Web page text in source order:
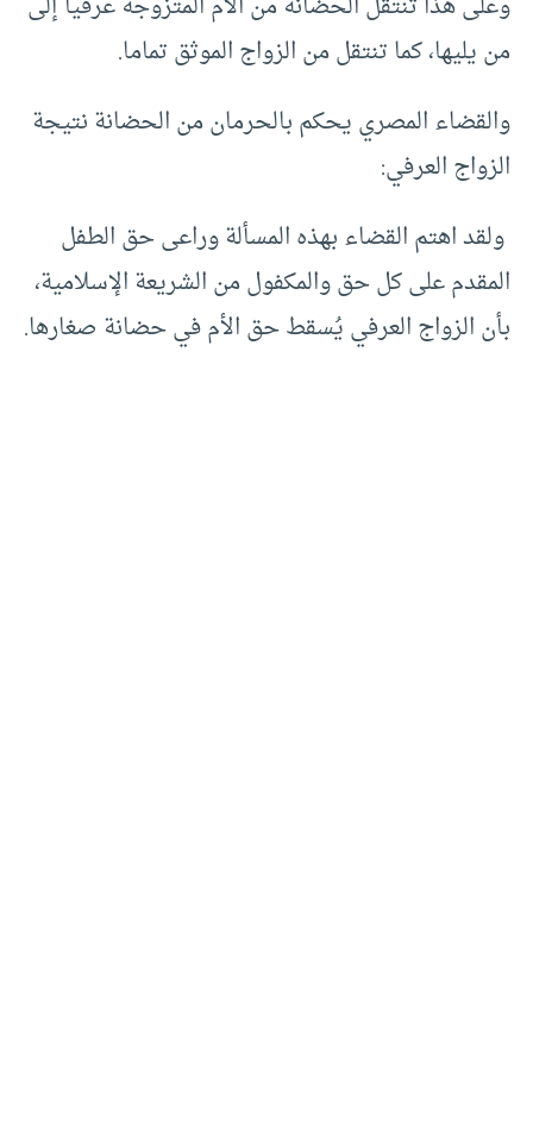
من يليها، كما تنتقل من الزواج الموثق تماما.
والقضاء المصري يحكم بالحرمان من الحضانة نتيجة
الزواج العرفي:
ولقد اهتم القضاء بهذه المسألة وراعى حق الطفل
المقدم على كل حق والمكفول من الشريعة الإسلامية،
بأن الزواج العرفي يُسقط حق الأم في حضانة صغارها.